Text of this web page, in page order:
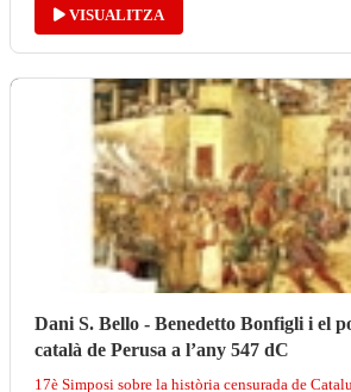
VISUALITZA
Dani S. Bello - Benedetto Bonfigli i el
català de Perusa a l’any 547 dC
17è Simposi sobre la història censurada de